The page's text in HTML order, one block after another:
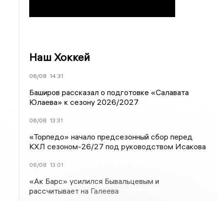
Наш Хоккей
06/08 14:31
Баширов рассказал о подготовке «Салавата
Юлаева» к сезону 2026/2027
06/08 13:31
«Торпедо» начало предсезонный сбор перед
КХЛ сезоном-26/27 под руководством Исакова
06/08 13:01
«Ак Барс» усилился Бывальцевым и
рассчитывает на Галеева